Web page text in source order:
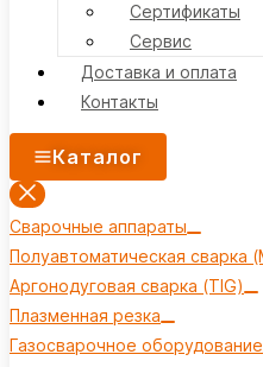
Сертификаты
Сервис
Доставка и оплата
Контакты
Каталог
Сварочные аппараты
Полуавтоматическая сварка
Аргонодуговая сварка (TIG)
Плазменная резка
Газосварочное оборудование